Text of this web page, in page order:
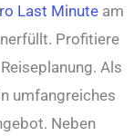
Last Minuteam
Profitiere
Als
umfangreiches
Neben